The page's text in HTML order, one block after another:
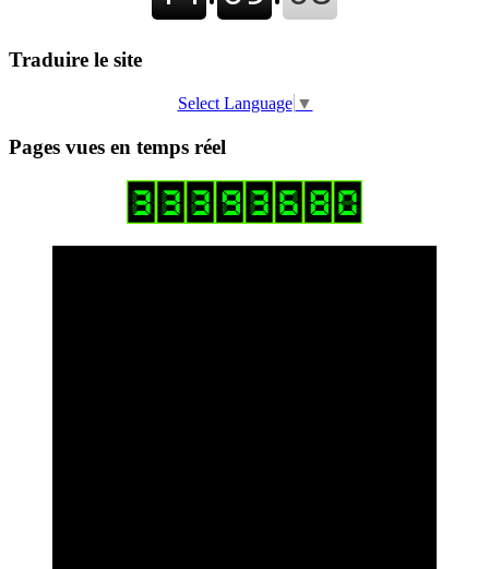
Traduire le site
Select Language ▼
Pages vues en temps réel